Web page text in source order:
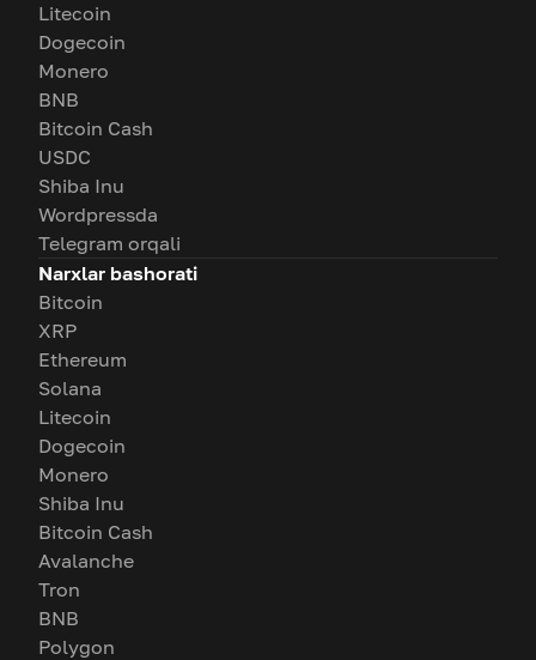
Litecoin
Dogecoin
Monero
BNB
Bitcoin Cash
USDC
Shiba Inu
Wordpressda
Telegram orqali
Narxlar bashorati
Bitcoin
XRP
Ethereum
Solana
Litecoin
Dogecoin
Monero
Shiba Inu
Bitcoin Cash
Avalanche
Tron
BNB
Polygon